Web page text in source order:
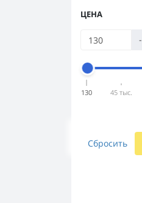
ЦЕНА
-
130 45 тыс.
Сбросить